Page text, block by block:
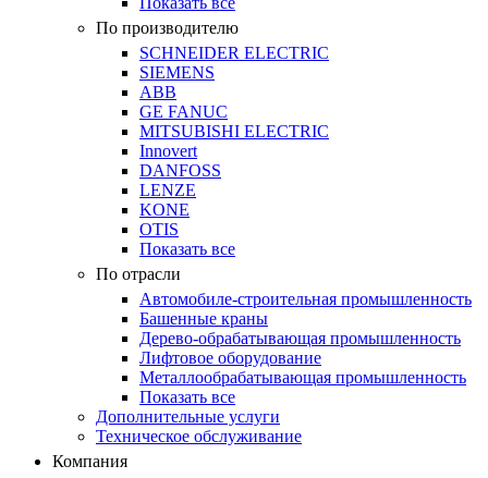
По производителю
SCHNEIDER ELECTRIC
SIEMENS
ABB
GE FANUC
MITSUBISHI ELECTRIC
Innovert
DANFOSS
LENZE
KONE
OTIS
Показать все
По отрасли
Автомобиле-строительная промышленность
Башенные краны
Дерево-обрабатывающая промышленность
Лифтовое оборудование
Металлообрабатывающая промышленность
Показать все
Дополнительные услуги
Техническое обслуживание
Компания